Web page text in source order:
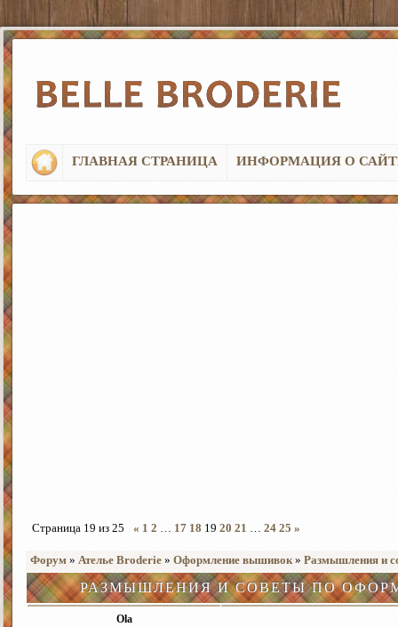
ГЛАВНАЯ СТРАНИЦА ИНФОРМАЦИЯ О
Страница 19 из 25 « 1 2 … 17 18 19 20 21 … 24 25 »
Форум » Ателье Broderie » Оформление вышивок» Размышления и
РАЗМЫШЛЕНИЯ И СОВЕТЫ ПО
Ola